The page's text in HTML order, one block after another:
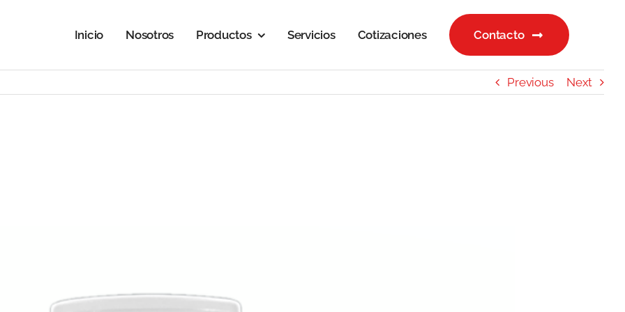
Inicio Nosotros Productos Servicios Cotizaciones Contacto
Previous Next